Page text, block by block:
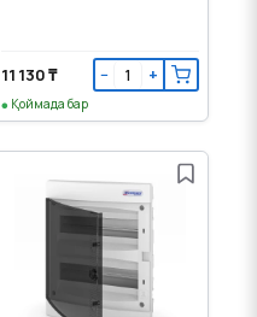
11 130 ₸ − +
Қоймада бар